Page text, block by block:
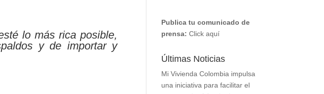
lo más rica posible,
y de importar y
Publica tu comunicado de
prensa: Click aquí
Últimas Noticias
Mi Vivienda Colombia impulsa
una iniciativa para facilitar el